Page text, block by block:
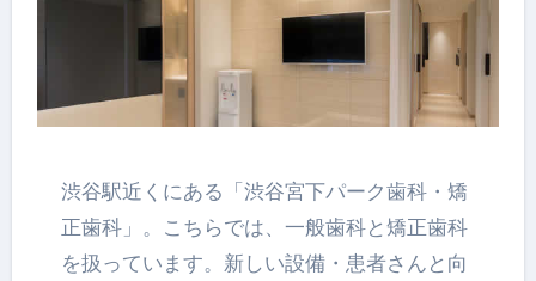
渋谷駅近くにある「渋谷宮下パーク歯科・矯
正歯科」。こちらでは、一般歯科と矯正歯科
を扱っています。新しい設備・患者さんと向